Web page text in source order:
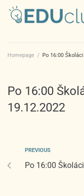
Homepage / Po 16:00
Po 16:00
19.12.2022
PREVIOUS
Po 16:00